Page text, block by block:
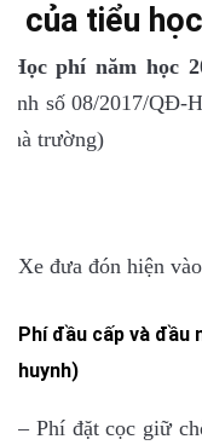
của tiểu
Học phínăm học
định số 08/2017/QĐ-
nhà trường)
Xe đưa đón hiện
Phí đầu cấp và
huynh)
– Phí đặt cọc giữ